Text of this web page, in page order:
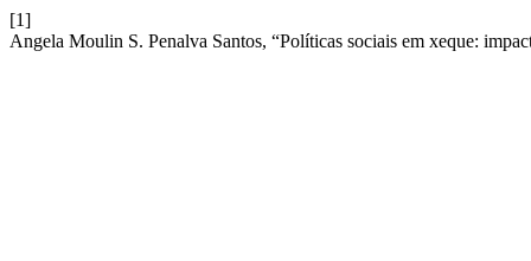
[1]
Angela Moulin S. Penalva Santos, “Políticas sociais em xeque: